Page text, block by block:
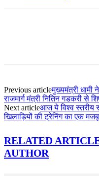
Previous articleमुख्यमंत्री धामी
राजमार्ग मंत्री नितिन गडकरी से
Next articleआज ये विश्व स्तरीय
खिलाड़ियों की ट्रेनिंग का एक
RELATED
AUTHOR